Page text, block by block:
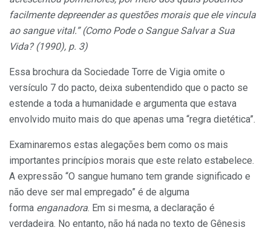
facilmente depreender as questões morais que ele vincula
ao sangue vital.” (Como Pode o Sangue Salvar a Sua
Vida? (1990), p. 3)
Essa brochura da Sociedade Torre de Vigia omite o
versículo 7 do pacto, deixa subentendido que o pacto se
estende a toda a humanidade e argumenta que estava
envolvido muito mais do que apenas uma “regra dietética”.
Examinaremos estas alegações bem como os mais
importantes princípios morais que este relato estabelece.
A expressão “O sangue humano tem grande significado e
não deve ser mal empregado” é de alguma
forma enganadora. Em si mesma, a declaração é
verdadeira. No entanto, não há nada no texto de Gênesis